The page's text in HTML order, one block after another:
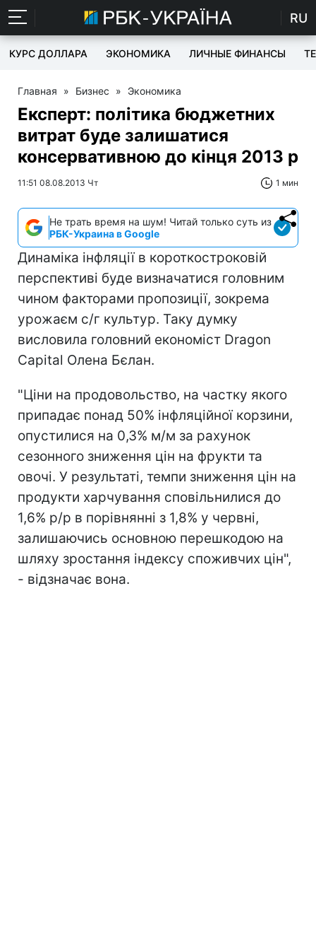
RU
КУРС ДОЛЛАРА ЭКОНОМИКА ЛИЧНЫЕ ФИНАНСЫ
Главная » Бизнес » Экономика
Експерт: політика бюджетних
витрат буде залишатися
консервативною до кінця 2013 р
11:51 08.08.2013 Чт 1 мин
Не трать время на шум! Читай только суть из
РБК-Украина в Google
Динаміка інфляції в короткостроковій
перспективі буде визначатися головним
чином факторами пропозиції, зокрема
урожаєм с/г культур. Таку думку
висловила головний економіст Dragon
Capital Олена Бєлан.
"Ціни на продовольство, на частку якого
припадає понад 50% інфляційної корзини,
опустилися на 0,3% м/м за рахунок
сезонного зниження цін на фрукти та
овочі. У результаті, темпи зниження цін на
продукти харчування сповільнилися до
1,6% р/р в порівнянні з 1,8% у червні,
залишаючись основною перешкодою на
шляху зростання індексу споживчих цін",
- відзначає вона.